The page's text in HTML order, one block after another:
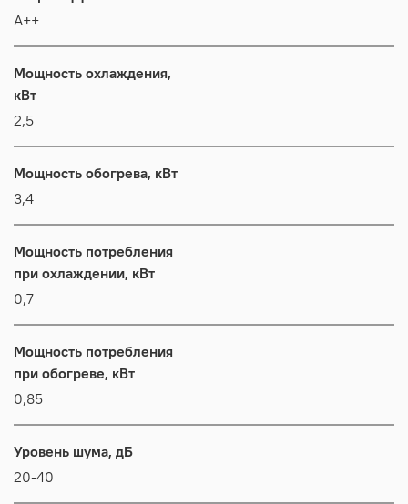
А++
Мощность охлаждения,
кВт
2,5
Мощность обогрева, кВт
3,4
Мощность потребления
при охлаждении, кВт
0,7
Мощность потребления
при обогреве, кВт
0,85
Уровень шума, дБ
20-40